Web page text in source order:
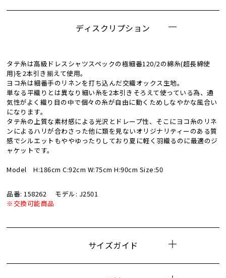
ディスクリプション
タテ糸は高級ドレスシャツスペックの極細番120/2の綿糸(超長綿使
用)を2本引き揃えて使用。
ヨコ糸は細番手のリネンを打ち込んだ交織オックス生地。
単なる平織りとは異なり細い糸を2本引きそろえて使っている為、通
気性がよく織り目の中で個々の糸が自由に動くためしなやかな風合い
になります。
タテ糸の上質な素材感による光沢とドレープ性、そこにヨコ糸のリネ
ンによるハリが合わさった他に類を見ないオリジナリティーのある質
感でシルエットもややゆったりしており夏に軽く羽織るのに最適のジ
ャケットです。
Model H:186cm C:92cm W:75cm H:90cm Size:50
品番: 158262
モデル: J2501
※交換可能商品
サイズガイド